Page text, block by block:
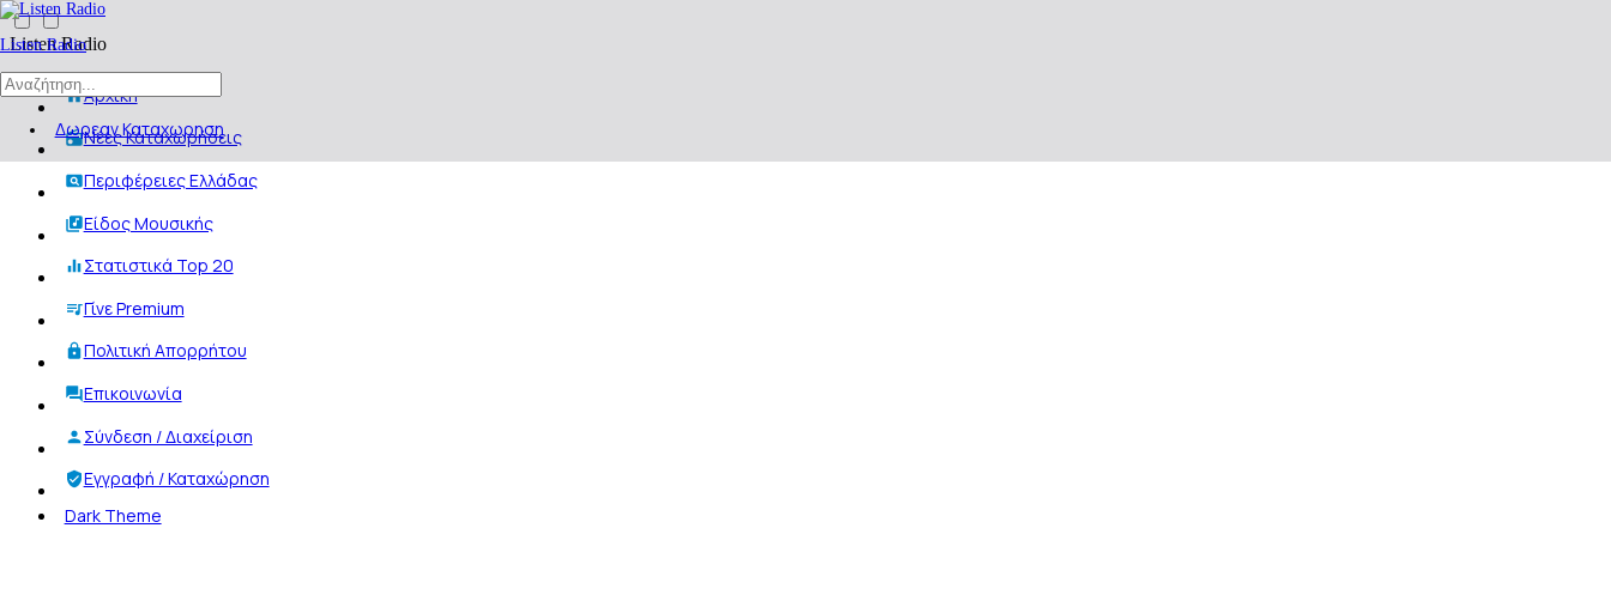
Listen Radio
Δωρεαν Καταχωρηση
Listen Radio
Αρχική
Νέες Καταχωρήσεις
Περιφέρειες Ελλάδας
Είδος Μουσικής
Στατιστικά Top 20
Γίνε Premium
Πολιτική Απορρήτου
Επικοινωνία
Σύνδεση / Διαχείριση
Εγγραφή / Καταχώρηση
Dark Theme